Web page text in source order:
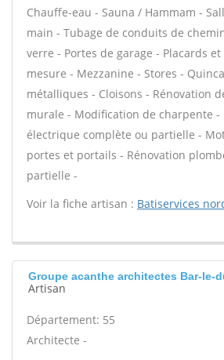
Chauffe-eau - Sauna / Hammam -
main - Tubage de conduits de
verre - Portes de garage - Placards
mesure - Mezzanine - Stores -
métalliques - Cloisons - Rénovation
murale - Modification de charpente -
électrique complète ou partielle -
portes et portails - Rénovation
partielle -
Voir la fiche artisan : Batiservices
Groupe acanthe architectes Bar-le-
Artisan
Département: 55
Architecte -